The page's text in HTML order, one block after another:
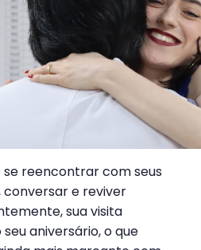
reencontrar com seus
e reviver
sua visita
aniversário, o que